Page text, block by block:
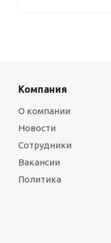
Компания
О компании
Новости
Сотрудники
Вакансии
Политика